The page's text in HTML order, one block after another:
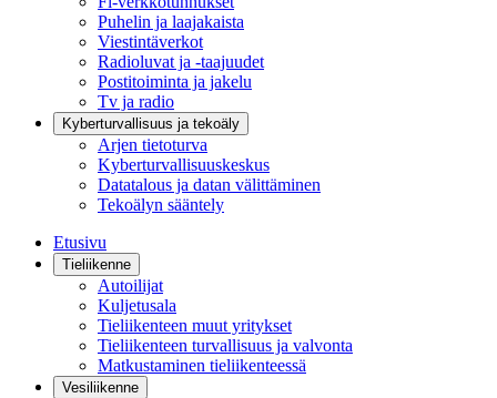
Puhelin ja laajakaista
Viestintäverkot
Radioluvat ja -taajuudet
Postitoiminta ja jakelu
Tv ja radio
Kyberturvallisuus ja tekoäly
Arjen tietoturva
Kyberturvallisuuskeskus
Datatalous ja datan välittäminen
Tekoälyn sääntely
Etusivu
Tieliikenne
Autoilijat
Kuljetusala
Tieliikenteen muut yritykset
Tieliikenteen turvallisuus ja valvonta
Matkustaminen tieliikenteessä
Vesiliikenne